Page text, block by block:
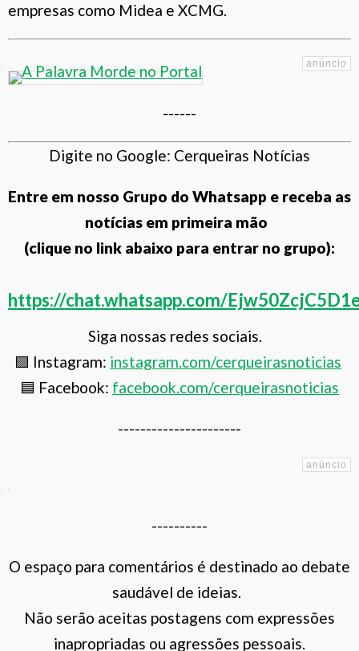
empresas como Midea e XCMG.
------
Digite no Google: Cerqueiras Notícias
Entre em nosso Grupo do Whatsapp e receba as
notícias em primeira mão
(clique no link abaixo para entrar no grupo):
https://chat.whatsapp.com/
Siga nossas redes sociais.
🟪 Instagram: instagram.com/cerqueirasnoticias
🟦 Facebook: facebook.com/cerqueirasnoticias
----------------------
----------
O espaço para comentários é destinado ao debate
saudável de ideias.
Não serão aceitas postagens com expressões
inapropriadas ou agressões pessoais.